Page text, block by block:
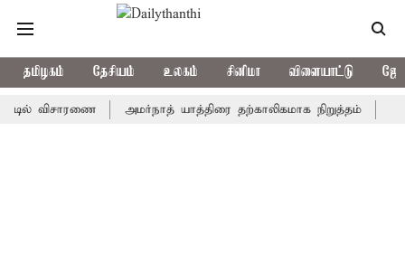
தமிழகம் தேசியம் உலகம் சினிமா விளையாட்டு
அமர்நாத் யாத்திரை தற்காலிகமாக நிறுத்தம்